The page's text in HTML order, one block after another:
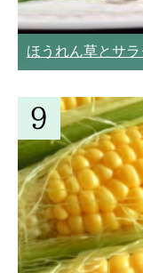
ほうれん草とサ